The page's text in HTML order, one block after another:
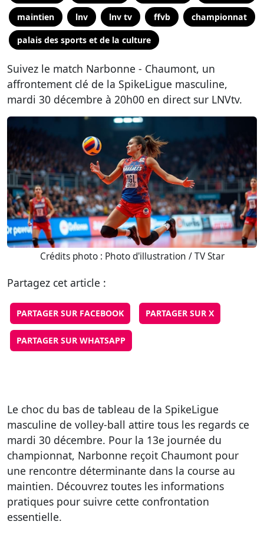
maintien lnv lnv tv ffvb championnat
palais des sports et de la culture
Suivez le match Narbonne - Chaumont, un
affrontement clé de la SpikeLigue masculine,
mardi 30 décembre à 20h00 en direct sur LNVtv.
Crédits photo : Photo d'illustration / TV Star
Partagez cet article :
PARTAGER SUR FACEBOOK PARTAGER SUR X
PARTAGER SUR WHATSAPP
Le choc du bas de tableau de la SpikeLigue
masculine de volley-ball attire tous les regards ce
mardi 30 décembre. Pour la 13e journée du
championnat, Narbonne reçoit Chaumont pour
une rencontre déterminante dans la course au
maintien. Découvrez toutes les informations
pratiques pour suivre cette confrontation
essentielle.